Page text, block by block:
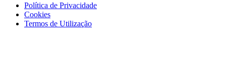
Política de Privacidade
Cookies
Termos de Utilização